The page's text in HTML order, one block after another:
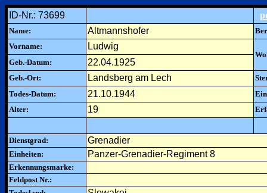
ID-Nr.: 73699
Name: Altmannshofer
Vorname:
Ludwig
Geb.-Datum:
22.04.1925
Geb.-Ort: Landsberg am Lech
Todes-Datum:
21.10.1944
Alter:
19
Dienstgrad: Grenadier
Einheiten: Panzer-Grenadier-Regiment 8
Erkennungsmarke:
Feldpost Nr.: